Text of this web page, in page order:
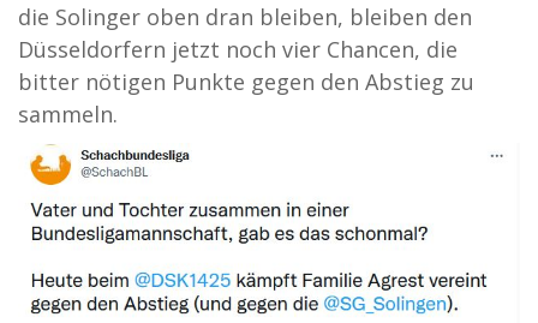
die Solinger oben dran bleiben, bleiben den
Düsseldorfern jetzt noch vier Chancen, die
bitter nötigen Punkte gegen den Abstieg zu
sammeln.